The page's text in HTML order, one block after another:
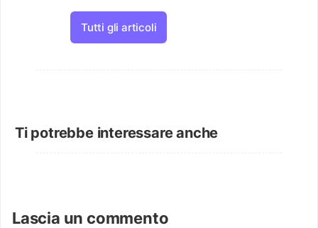
Tutti gli articoli
Ti potrebbe interessare anche
Lascia un commento